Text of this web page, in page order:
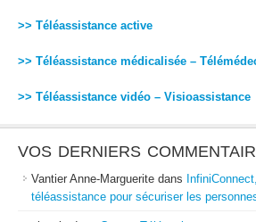
>> Téléassistance active
>> Téléassistance médicalisée –
>> Téléassistance vidéo – Visioassistance
VOS DERNIERS
Vantier Anne-Marguerite dans
téléassistance pour sécuriser les